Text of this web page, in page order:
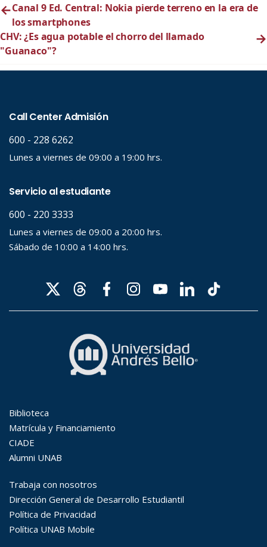
←Canal 9 Ed. Central: Nokia pierde terreno en la era de
los smartphones
CHV: ¿Es agua potable el chorro del llamado
"Guanaco"?
→